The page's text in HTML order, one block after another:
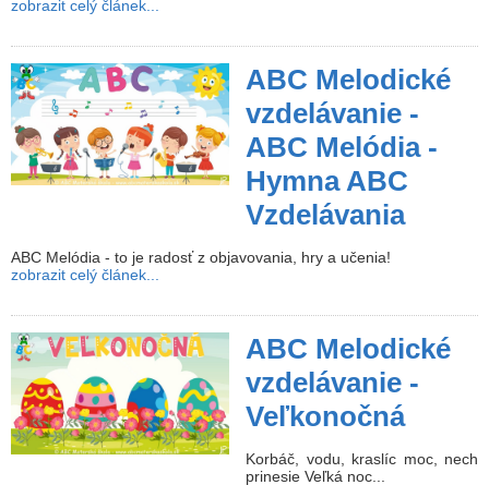
zobrazit celý článek...
ABC Melodické
vzdelávanie -
ABC Melódia -
Hymna ABC
Vzdelávania
ABC Melódia - to je radosť z objavovania, hry a učenia!
zobrazit celý článek...
ABC Melodické
vzdelávanie -
Veľkonočná
Korbáč, vodu, kraslíc moc, nech
prinesie Veľká noc...